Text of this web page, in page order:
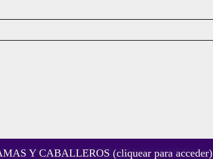
Y CABALLEROS (cliquear para acceder)